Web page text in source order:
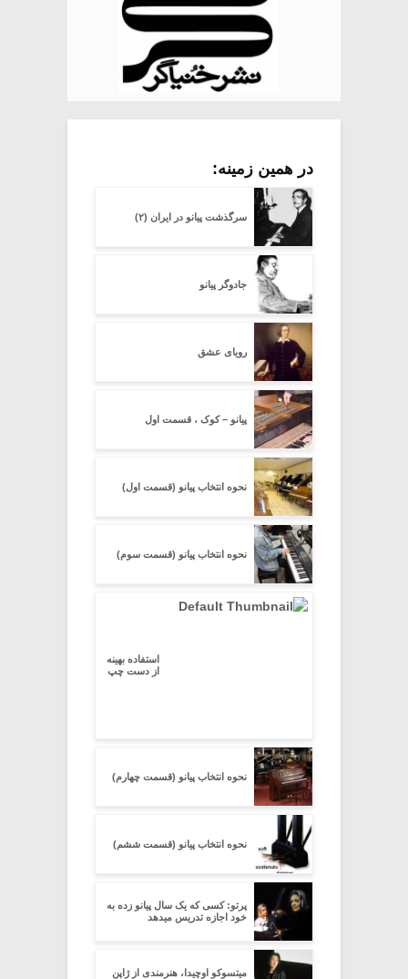
در همین زمینه:
سرگذشت پیانو در ایران (۲)
جادوگر پیانو
رویای عشق
پیانو – کوک ، قسمت اول
نحوه انتخاب پیانو (قسمت اول)
نحوه انتخاب پیانو (قسمت سوم)
استفاده بهینه
از دست چپ
نحوه انتخاب پیانو (قسمت چهارم)
نحوه انتخاب پیانو (قسمت ششم)
پرتو: کسی که یک سال پیانو زده به
خود اجازه تدریس میدهد
میتسوکو اوچیدا، هنرمندی از ژاپن